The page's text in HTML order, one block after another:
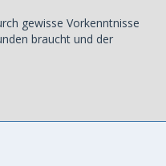
gewisse Vorkenntnisse
braucht und der